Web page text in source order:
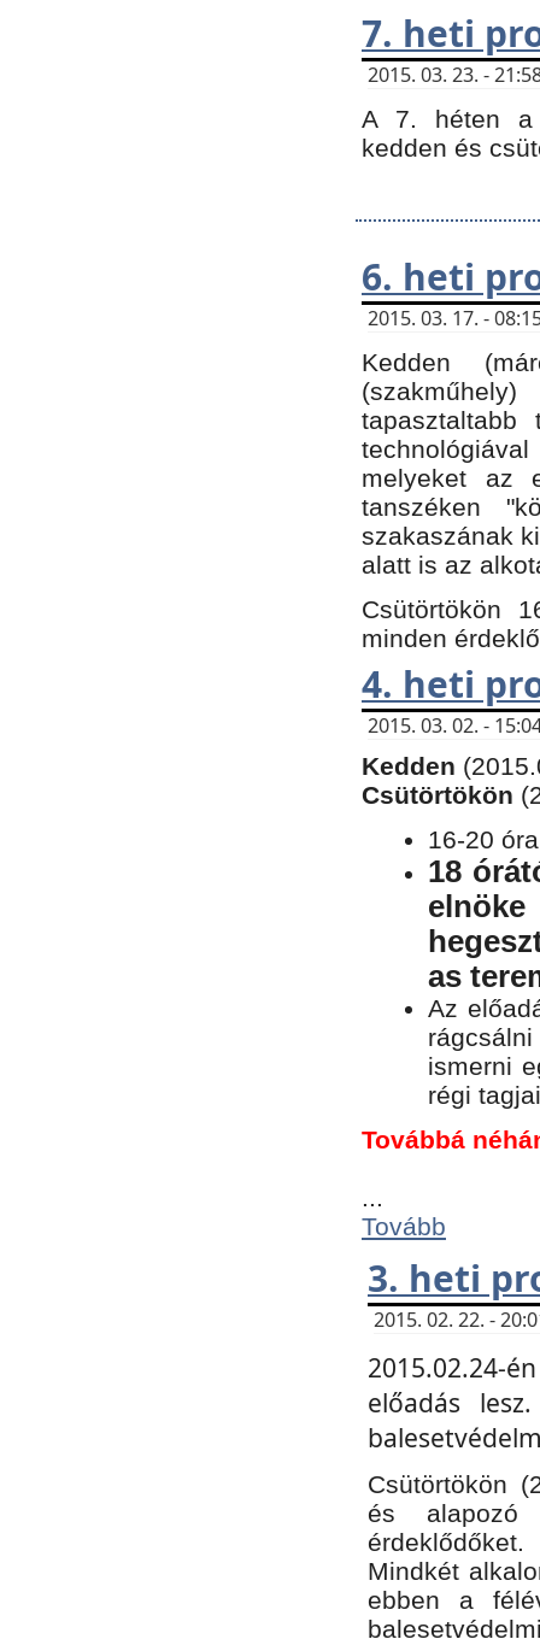
7. heti
2015. 03. 23. -
A 7. héten a
kedden és
6. heti
2015. 03. 17. -
Kedden
tapasztaltabb
melyeket az
tanszéken
szakaszának
alatt is az
Csütörtökön
minden
4. heti
2015. 03. 02. -
Kedden
Csütörtökön
16-20
18
as
Az
ismerni
régi
Továbbá
...
Tovább
3. heti
2015. 02. 22. -
2015.02.24-
előadás
Csütörtökön
és alapozó
érdeklődőket.
Mindkét
ebben a